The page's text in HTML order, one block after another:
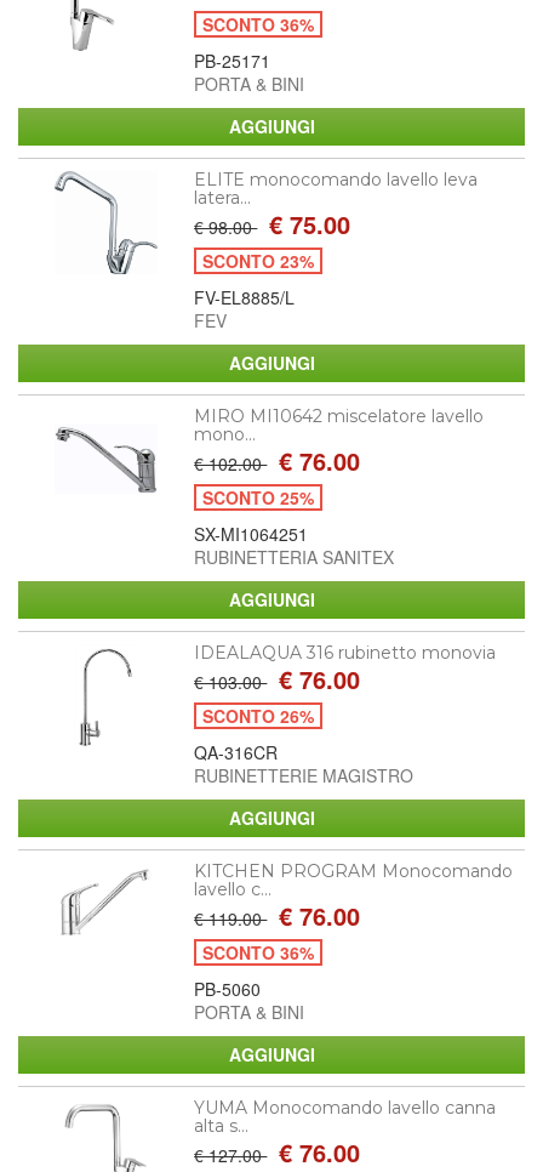
SCONTO 36%
PB-25171
PORTA & BINI
ELITE monocomando lavello leva
latera...
€ 98.00 € 75.00
SCONTO 23%
FV-EL8885/L
FEV
MIRO MI10642 miscelatore lavello
mono...
€ 102.00 € 76.00
SCONTO 25%
SX-MI1064251
RUBINETTERIA SANITEX
IDEALAQUA 316 rubinetto monovia
€ 103.00 € 76.00
SCONTO 26%
QA-316CR
RUBINETTERIE MAGISTRO
KITCHEN PROGRAM Monocomando
lavello c...
€ 119.00 € 76.00
SCONTO 36%
PB-5060
PORTA & BINI
YUMA Monocomando lavello canna
alta s...
€ 127.00 € 76.00